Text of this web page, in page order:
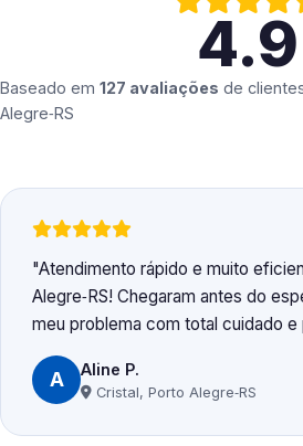
4.9
Baseado em 127 avaliações de
Alegre‑RS
Atendimento rápido e muito
Alegre‑RS! Chegaram antes do
meu problema com total cuidado e
A Aline P.
Cristal, Porto Alegre‑RS